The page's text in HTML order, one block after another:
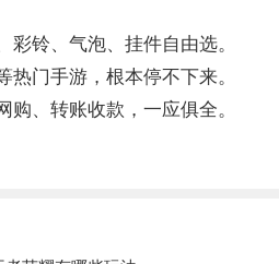
彩铃、气泡、挂件自由选。
热门手游，根本停不下来。
购、转账收款，一应俱全。